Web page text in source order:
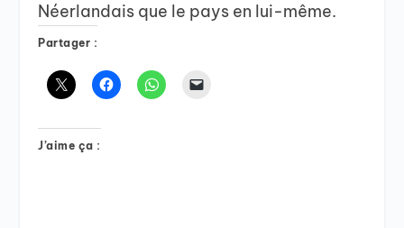
Néerlandais que le pays en lui-même.
Partager :
J’aime ça :